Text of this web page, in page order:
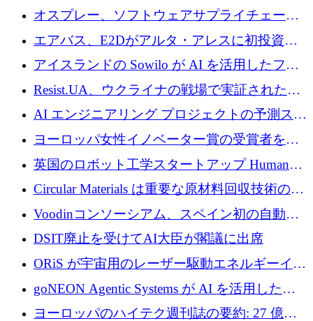
グループとしてポートフォリオを拡大し ETG
に買収
オスプレー、ソフトウェアサプライチェーン
攻撃を阻止するために265万ドルを確保
エアバス、E2Dがアルタ・アレスに初投資、
欧州防衛技術ファンドに5億ユーロを拠出
アイスランドの Sowilo が AI を活用したファ
ッション製品インテリジェンス プラットフォ
ームを拡大するためにプレシードを調達
Resist.UA、ウクライナの戦場で実証された防
衛技術を拡大するために5,000万ユーロの欧州
基金を立ち上げる
AI エンジニアリング プロジェクトの予測スタ
ートアップ Cascade が a16z アクセラレータか
らの支援を獲得
ヨーロッパ女性イノベーター賞の受賞者を紹
介します
英国のロボット工学スタートアップ Humanoid
がシリーズ A 1 億 5,200 万ドルで評価額 13 億
5,000 万ドルに到達
Circular Materials は重要な原材料回収技術の拡
張に 1,180 万ユーロを確保
Voodinコンソーシアム、スペイン初の自動木
製ブレード工場の建設にEU補助金4,800万ユ
ーロを確保
DSIT廃止を受けてAI大臣が閣議に出席
ORiS が宇宙用のレーザー駆動エネルギーイン
フラの構築に 500 万ユーロを調達
goNEON Agentic Systems が AI を活用したイ
ンフラ計画を加速するために 16 万ユーロを確
ヨーロッパのハイテク週刊誌の要約: 27 億ユ